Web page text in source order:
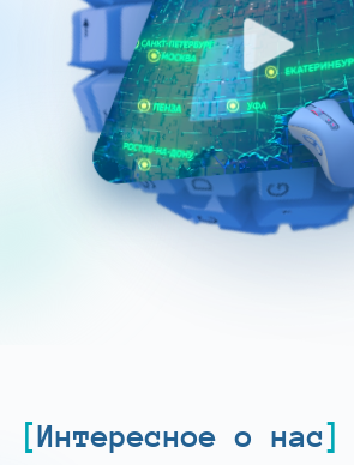
Интересное о нас